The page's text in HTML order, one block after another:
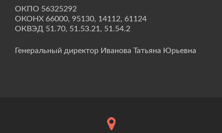
ОКПО 56325292
ОКОНХ 66000, 95130, 14112, 61124
ОКВЭД 51.70, 51.53.21, 51.54.2
Генеральный директор Иванова Татьяна Юрьевна